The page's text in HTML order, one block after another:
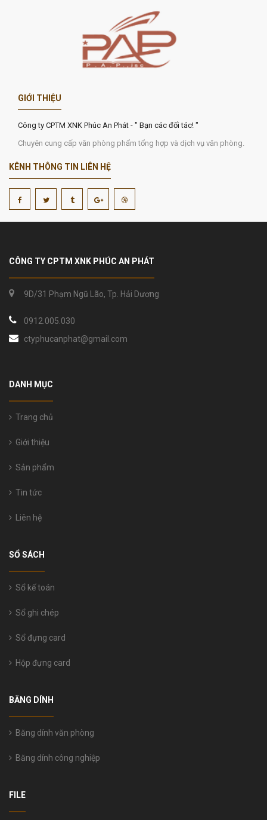
GIỚI THIỆU
Công ty CPTM XNK Phúc An Phát - " Bạn các đối tác! "
Chuyên cung cấp văn phòng phẩm tổng hợp và dịch vụ văn phòng.
KÊNH THÔNG TIN LIÊN HỆ
CÔNG TY CPTM XNK PHÚC AN PHÁT
9D/31 Phạm Ngũ Lão, Tp. Hải Dương
0912.005.030
ctyphucanphat@gmail.com
DANH MỤC
Trang chủ
Giới thiệu
Sản phẩm
Tin tức
Liên hệ
SỔ SÁCH
Sổ kế toán
Sổ ghi chép
Sổ đựng card
Hộp đựng card
BĂNG DÍNH
Băng dính văn phòng
Băng dính công nghiệp
FILE